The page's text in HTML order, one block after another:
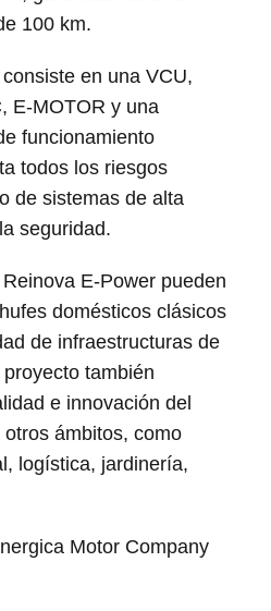
100 km.
en una VCU,
E-MOTOR y una
funcionamiento
todos los riesgos
de sistemas de alta
seguridad.
E-Power pueden
domésticos clásicos
de infraestructuras de
también
e innovación del
ámbitos, como
logística, jardinería,
Motor Company